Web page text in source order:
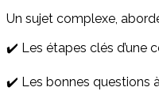
Un sujet complexe,
✔️ Les étapes clés d’une
✔️ Les bonnes questions